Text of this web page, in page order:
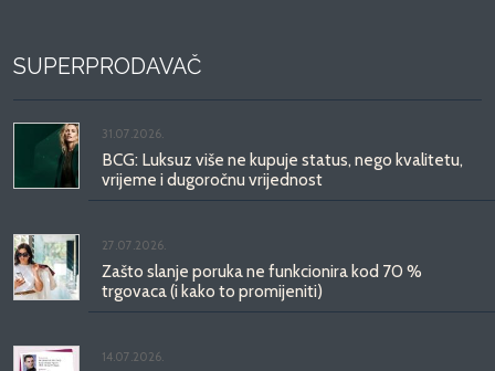
SUPERPRODAVAČ
31.07.2026.
BCG: Luksuz više ne kupuje status, nego kvalitetu,
vrijeme i dugoročnu vrijednost
27.07.2026.
Zašto slanje poruka ne funkcionira kod 70 %
trgovaca (i kako to promijeniti)
14.07.2026.